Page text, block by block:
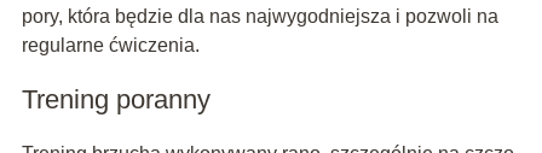
pory, która będzie dla nas najwygodniejsza i pozwoli na
regularne ćwiczenia.
Trening poranny